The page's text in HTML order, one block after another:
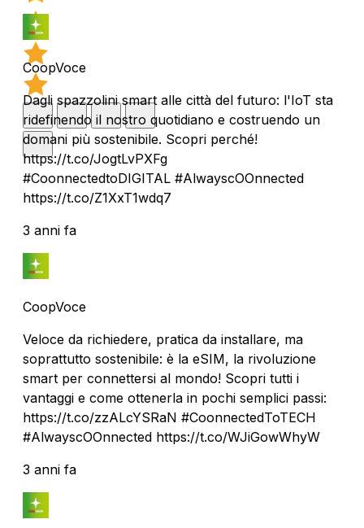
CoopVoce
Dagli spazzolini smart alle città del futuro: l'IoT sta
ridefinendo il nostro quotidiano e costruendo un
domani più sostenibile. Scopri perché!
https://t.co/JogtLvPXFg
#CoonnectedtoDIGITAL #AlwayscOOnnected
https://t.co/Z1XxT1wdq7
3 anni fa
CoopVoce
Veloce da richiedere, pratica da installare, ma
soprattutto sostenibile: è la eSIM, la rivoluzione
smart per connettersi al mondo! Scopri tutti i
vantaggi e come ottenerla in pochi semplici passi:
https://t.co/zzALcYSRaN #CoonnectedToTECH
#AlwayscOOnnected https://t.co/WJiGowWhyW
3 anni fa